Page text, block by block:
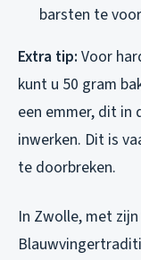
barsten te
Extra tip: Voor
kunt u 50 gram
een emmer, dit in
inwerken. Dit is
te doorbreken.
In Zwolle, met